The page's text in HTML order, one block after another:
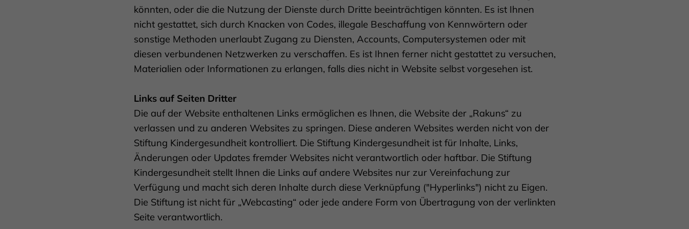
könnten, oder die die Nutzung der Dienste durch Dritte beeinträchtigen könnten. Es ist Ihnen
nicht gestattet, sich durch Knacken von Codes, illegale Beschaffung von Kennwörtern oder
sonstige Methoden unerlaubt Zugang zu Diensten, Accounts, Computersystemen oder mit
diesen verbundenen Netzwerken zu verschaffen. Es ist Ihnen ferner nicht gestattet zu versuchen,
Materialien oder Informationen zu erlangen, falls dies nicht in Website selbst vorgesehen ist.
Links auf Seiten Dritter
Die auf der Website enthaltenen Links ermöglichen es Ihnen, die Website der „Rakuns“ zu
verlassen und zu anderen Websites zu springen. Diese anderen Websites werden nicht von der
Stiftung Kindergesundheit kontrolliert. Die Stiftung Kindergesundheit ist für Inhalte, Links,
Änderungen oder Updates fremder Websites nicht verantwortlich oder haftbar. Die Stiftung
Kindergesundheit stellt Ihnen die Links auf andere Websites nur zur Vereinfachung zur
Verfügung und macht sich deren Inhalte durch diese Verknüpfung ("Hyperlinks") nicht zu Eigen.
Die Stiftung ist nicht für „Webcasting“ oder jede andere Form von Übertragung von der verlinkten
Seite verantwortlich.